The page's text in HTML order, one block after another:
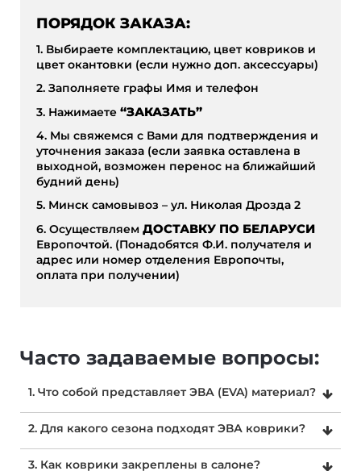
ПОРЯДОК ЗАКАЗА:
1. Выбираете комплектацию, цвет ковриков и
цвет окантовки (если нужно доп. аксессуары)
2. Заполняете графы Имя и телефон
3. Нажимаете “ЗАКАЗАТЬ”
4. Мы свяжемся с Вами для подтверждения и
уточнения заказа (если заявка оставлена в
выходной, возможен перенос на ближайший
будний день)
5. Минск самовывоз – ул. Николая Дрозда 2
6. Осуществляем ДОСТАВКУ ПО БЕЛАРУСИ
Европочтой. (Понадобятся Ф.И. получателя и
адрес или номер отделения Европочты,
оплата при получении)
Часто задаваемые вопросы:
1. Что собой представляет ЭВА (EVA) материал?
материал, обладающий свойствами характерными
как для резины, так и для пластика. EVA (ЭВА)
-используется в качестве заменителя резины,
2. Для какого сезона подходят ЭВА коврики?
3. Как коврики закреплены в салоне?